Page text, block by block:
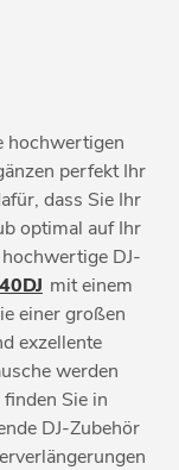
hochwertigen
perfekt Ihr
dass Sie Ihr
optimal auf Ihr
DJ-
mit einem
einer großen
exzellente
werden
Sie in
DJ-Zubehör